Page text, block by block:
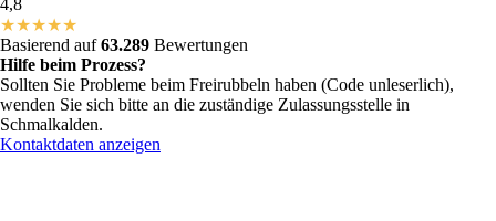
★★★★★
Basierend auf63.289 Bewertungen
Hilfe beim Prozess?
Sollten Sie Probleme beim Freirubbeln haben (Code unleserlich),
wenden Sie sich bitte an die zuständige Zulassungsstelle in
Schmalkalden.
Kontaktdaten anzeigen